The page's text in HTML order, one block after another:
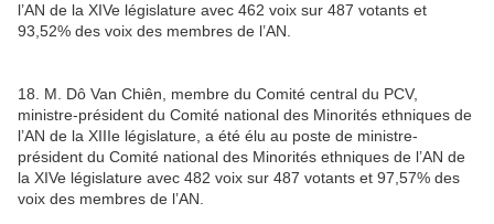
l’AN de la XIVe législature avec 462 voix sur 487 votants et
93,52% des voix des membres de l’AN.
18. M. Dô Van Chiên, membre du Comité central du PCV,
ministre-président du Comité national des Minorités ethniques de
l’AN de la XIIIe législature, a été élu au poste de ministre-
président du Comité national des Minorités ethniques de l’AN de
la XIVe législature avec 482 voix sur 487 votants et 97,57% des
voix des membres de l’AN.